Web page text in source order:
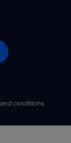
conditions